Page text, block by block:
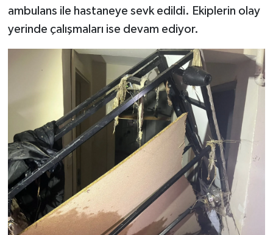
ambulans ile hastaneye sevk edildi. Ekiplerin olay
yerinde çalışmaları ise devam ediyor.